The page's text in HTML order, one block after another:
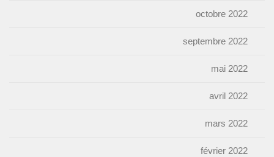
octobre 2022
septembre 2022
mai 2022
avril 2022
mars 2022
février 2022